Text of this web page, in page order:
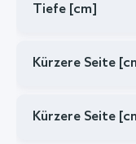
Tiefe [cm]
Kürzere Seite
Kürzere Seite